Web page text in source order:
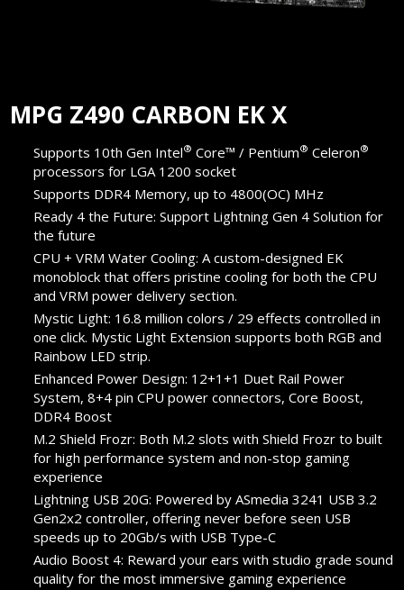
MPG Z490 CARBON EK X
Supports 10th Gen Intel® Core™ / Pentium® Celeron®
processors for LGA 1200 socket
Supports DDR4 Memory, up to 4800(OC) MHz
Ready 4 the Future: Support Lightning Gen 4 Solution for
the future
CPU + VRM Water Cooling: A custom-designed EK
monoblock that offers pristine cooling for both the CPU
and VRM power delivery section.
Mystic Light: 16.8 million colors / 29 effects controlled in
one click. Mystic Light Extension supports both RGB and
Rainbow LED strip.
Enhanced Power Design: 12+1+1 Duet Rail Power
System, 8+4 pin CPU power connectors, Core Boost,
DDR4 Boost
M.2 Shield Frozr: Both M.2 slots with Shield Frozr to built
for high performance system and non-stop gaming
experience
Lightning USB 20G: Powered by ASmedia 3241 USB 3.2
Gen2x2 controller, offering never before seen USB
speeds up to 20Gb/s with USB Type-C
Audio Boost 4: Reward your ears with studio grade sound
quality for the most immersive gaming experience